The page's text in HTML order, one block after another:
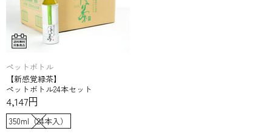
ペットボトル
【新感覚緑茶】
ペットボトル24本セット
4,147円
350ml（24本入）